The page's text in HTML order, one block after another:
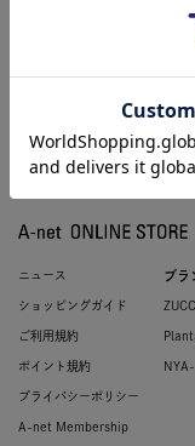
ニュース
ショッピングガイド
ご利用規約
ポイント規約
プライバシーポリシー
A-net Membership
ブラ
NYA-